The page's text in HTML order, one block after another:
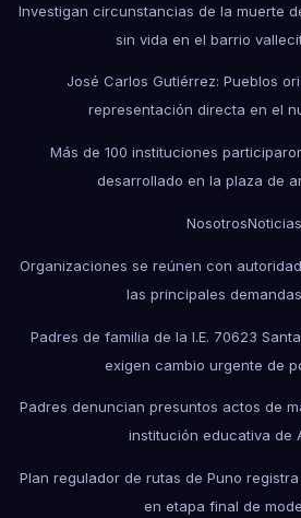
Investigan circunstancias de la muerte
sin vida en el barrio
José Carlos Gutiérrez: Pueblos
representación directa en el
Más de 100 instituciones
desarrollado en la plaza de
NosotrosNoticias
Organizaciones se reúnen con
las principales
Padres de familia de la I.E. 70623
exigen cambio urgente de
Padres denuncian presuntos actos de
institución educativa de
Plan regulador de rutas de Puno
en etapa final de